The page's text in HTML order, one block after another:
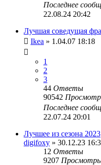
Последнее
22.08.24 20:42
Лучшая соведущая
Ikea » 1.04.07 18:18
1
2
3
44 Ответы
90542
Последнее
22.07.24 20:01
Лучшее из сезона 2023
digifoxy » 30.12.23
12 Ответы
9207